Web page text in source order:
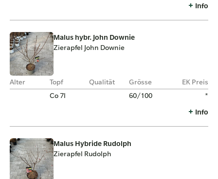
Info
Malus hybr. John Downie
Zierapfel John Downie
Alter Topf Qualität Grösse
EK Preis
Co 7l
60/100 *
Info
Malus Hybride Rudolph
Zierapfel Rudolph